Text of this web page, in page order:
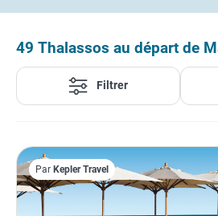
49 Thalassos au départ de
Filtrer
Par Kepler Travel